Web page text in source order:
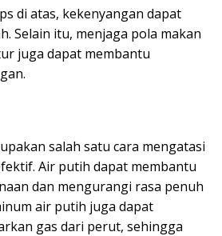
di atas, kekenyangan dapat
Selain itu, menjaga pola makan
juga dapat membantu
salah satu cara mengatasi
Air putih dapat membantu
dan mengurangi rasa penuh
air putih juga dapat
gas dari perut, sehingga